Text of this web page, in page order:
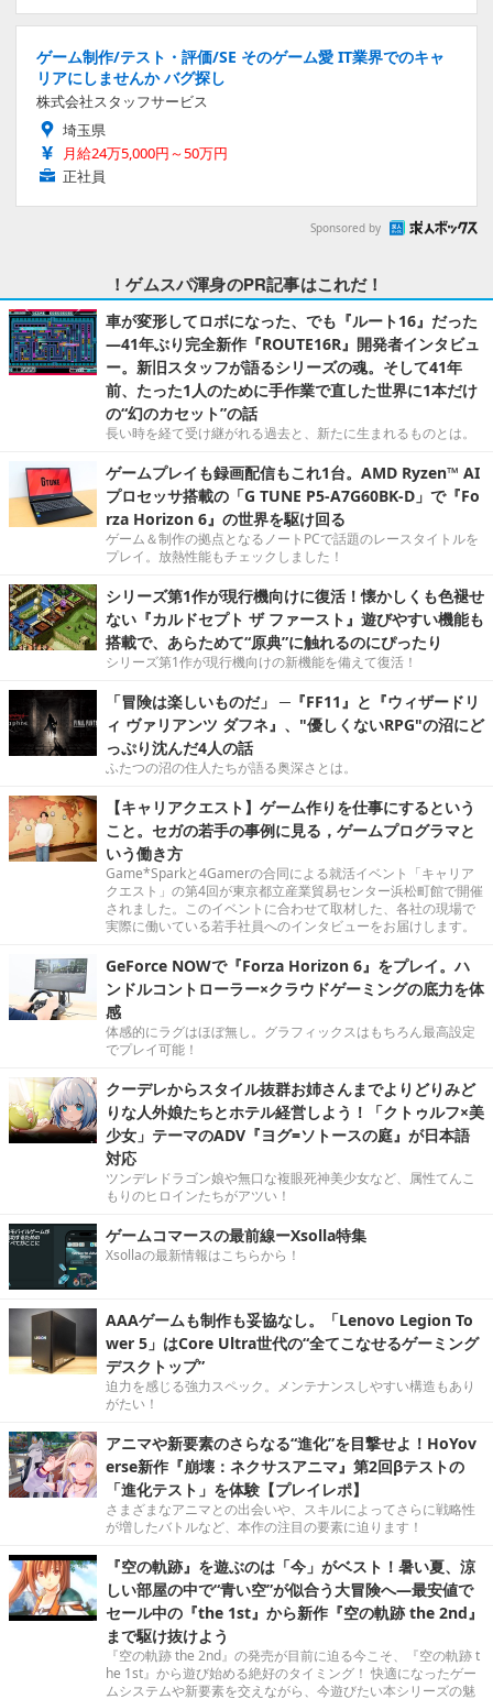
ゲーム制作/テスト・評価/SE そのゲーム愛 IT業界でのキャ
リアにしませんか バグ探し
株式会社スタッフサービス
埼玉県
月給24万5,000円～50万円
正社員
Sponsored by
！ゲムスパ渾身のPR記事はこれだ！
車が変形してロボになった、でも『ルート16』だった
―41年ぶり完全新作『ROUTE16R』開発者インタビュ
ー。新旧スタッフが語るシリーズの魂。そして41年
前、たった1人のために手作業で直した世界に1本だけ
の“幻のカセット”の話
長い時を経て受け継がれる過去と、新たに生まれるものとは。
ゲームプレイも録画配信もこれ1台。AMD Ryzen™ AI
プロセッサ搭載の「G TUNE P5-A7G60BK-D」で『Fo
rza Horizon 6』の世界を駆け回る
ゲーム＆制作の拠点となるノートPCで話題のレースタイトルを
プレイ。放熱性能もチェックしました！
シリーズ第1作が現行機向けに復活！懐かしくも色褪せ
ない『カルドセプト ザ ファースト』遊びやすい機能も
搭載で、あらためて“原典”に触れるのにぴったり
シリーズ第1作が現行機向けの新機能を備えて復活！
「冒険は楽しいものだ」 ─『FF11』と『ウィザードリ
ィ ヴァリアンツ ダフネ』、"優しくないRPG"の沼にど
っぷり沈んだ4人の話
ふたつの沼の住人たちが語る奥深さとは。
【キャリアクエスト】ゲーム作りを仕事にするという
こと。セガの若手の事例に見る，ゲームプログラマと
いう働き方
Game*Sparkと4Gamerの合同による就活イベント「キャリア
クエスト」の第4回が東京都立産業貿易センター浜松町館で開催
されました。このイベントに合わせて取材した、各社の現場で
実際に働いている若手社員へのインタビューをお届けします。
GeForce NOWで『Forza Horizon 6』をプレイ。ハ
ンドルコントローラー×クラウドゲーミングの底力を体
感
体感的にラグはほぼ無し。グラフィックスはもちろん最高設定
でプレイ可能！
クーデレからスタイル抜群お姉さんまでよりどりみど
りな人外娘たちとホテル経営しよう！「クトゥルフ×美
少女」テーマのADV『ヨグ=ソトースの庭』が日本語
対応
ツンデレドラゴン娘や無口な複眼死神美少女など、属性てんこ
もりのヒロインたちがアツい！
ゲームコマースの最前線ーXsolla特集
Xsollaの最新情報はこちらから！
AAAゲームも制作も妥協なし。「Lenovo Legion To
wer 5」はCore Ultra世代の“全てこなせるゲーミング
デスクトップ”
迫力を感じる強力スペック。メンテナンスしやすい構造もあり
がたい！
アニマや新要素のさらなる“進化”を目撃せよ！HoYov
erse新作『崩壊：ネクサスアニマ』第2回βテストの
「進化テスト」を体験【プレイレポ】
さまざまなアニマとの出会いや、スキルによってさらに戦略性
が増したバトルなど、本作の注目の要素に迫ります！
『空の軌跡』を遊ぶのは「今」がベスト！暑い夏、涼
しい部屋の中で“青い空”が似合う大冒険へ―最安値で
セール中の『the 1st』から新作『空の軌跡 the 2nd』
まで駆け抜けよう
『空の軌跡 the 2nd』の発売が目前に迫る今こそ、『空の軌跡 t
he 1st』から遊び始める絶好のタイミング！ 快適になったゲー
ムシステムや新要素を交えながら、今遊びたい本シリーズの魅